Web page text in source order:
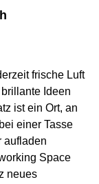
frische Luft
Ideen
ist ein Ort, an
einer Tasse
aufladen
Space
neues